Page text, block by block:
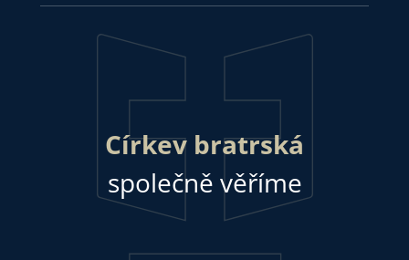
Církev bratrská
společně věříme